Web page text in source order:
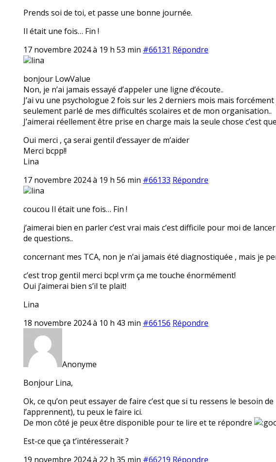
Prends soi de toi, et passe une bonne journée.
Il était une fois… Fin !
17 novembre 2024 à 19 h 53 min #66131 Répondre
lina
bonjour LowValue
Non, je n’ai jamais essayé d’appeler une ligne d’écoute..
J’ai vu une psychologue 2 fois sur les 2 derniers mois mais
seulement parlé de mes difficultés scolaires et de mon organisation..
J’aimerai réellement être prise en charge mais la seule chose c’est
Oui merci , ça serai gentil d’essayer de m’aider
Merci bcpp!!
Lina
17 novembre 2024 à 19 h 56 min #66133 Répondre
lina
coucou Il était une fois… Fin !
j’aimerai bien en parler c’est vrai mais c’est difficile pour moi de
de questions..
concernant mes TCA, non je n’ai jamais été diagnostiquée , mais
c’est trop gentil merci bcp! vrm ça me touche énormément!
Oui j’aimerai bien s’il te plait!
Lina
18 novembre 2024 à 10 h 43 min #66156 Répondre
Anonyme
Bonjour Lina,
Ok, ce qu’on peut essayer de faire c’est que si tu ressens le besoin
l’apprennent), tu peux le faire ici.
De mon côté je peux être disponible pour te lire et te répondre
Est-ce que ça t’intéresserait ?
19 novembre 2024 à 22 h 35 min #66219 Répondre